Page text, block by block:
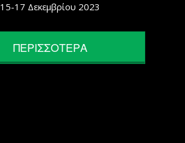
15-17 Δεκεμβρίου 2023
ΠΕΡΙΣΣΟΤΕΡΑ